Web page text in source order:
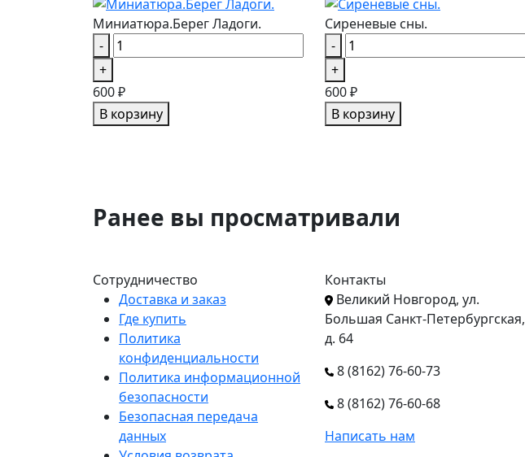
Миниатюра.Берег Ладоги.
-
+
600 ₽
В корзину
Сиреневые сны.
-
+
600 ₽
В корзину
Ранее вы просматривали
Сотрудничество
Доставка и заказ
Где купить
Политика
конфиденциальности
Политика информационной
безопасности
Безопасная передача
данных
Контакты
Великий Новгород, ул.
Большая Санкт-Петербургская,
д. 64
8 (8162) 76-60-73
8 (8162) 76-60-68
Написать нам